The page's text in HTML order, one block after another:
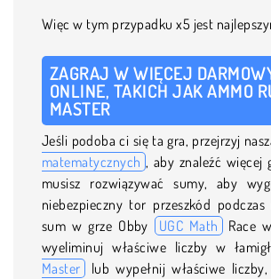
Więc w tym przypadku x5 jest
ZAGRAJ W WIĘCEJ
ONLINE, TAKICH JAK AMMO
MASTER
Jeśli podoba ci się ta gra, przejrzyj
matematycznych , aby znaleźć więcej
musisz rozwiązywać sumy, aby
niebezpieczny tor przeszkód podczas
sum w grze Obby
UGC Math Race
wyeliminuj właściwe liczby w
Master lub wypełnij właściwe